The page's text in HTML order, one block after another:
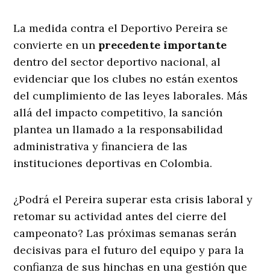
La medida contra el Deportivo Pereira se
convierte en un precedente importante
dentro del sector deportivo nacional, al
evidenciar que los clubes no están exentos
del cumplimiento de las leyes laborales. Más
allá del impacto competitivo, la sanción
plantea un llamado a la responsabilidad
administrativa y financiera de las
instituciones deportivas en Colombia.
¿Podrá el Pereira superar esta crisis laboral y
retomar su actividad antes del cierre del
campeonato? Las próximas semanas serán
decisivas para el futuro del equipo y para la
confianza de sus hinchas en una gestión que